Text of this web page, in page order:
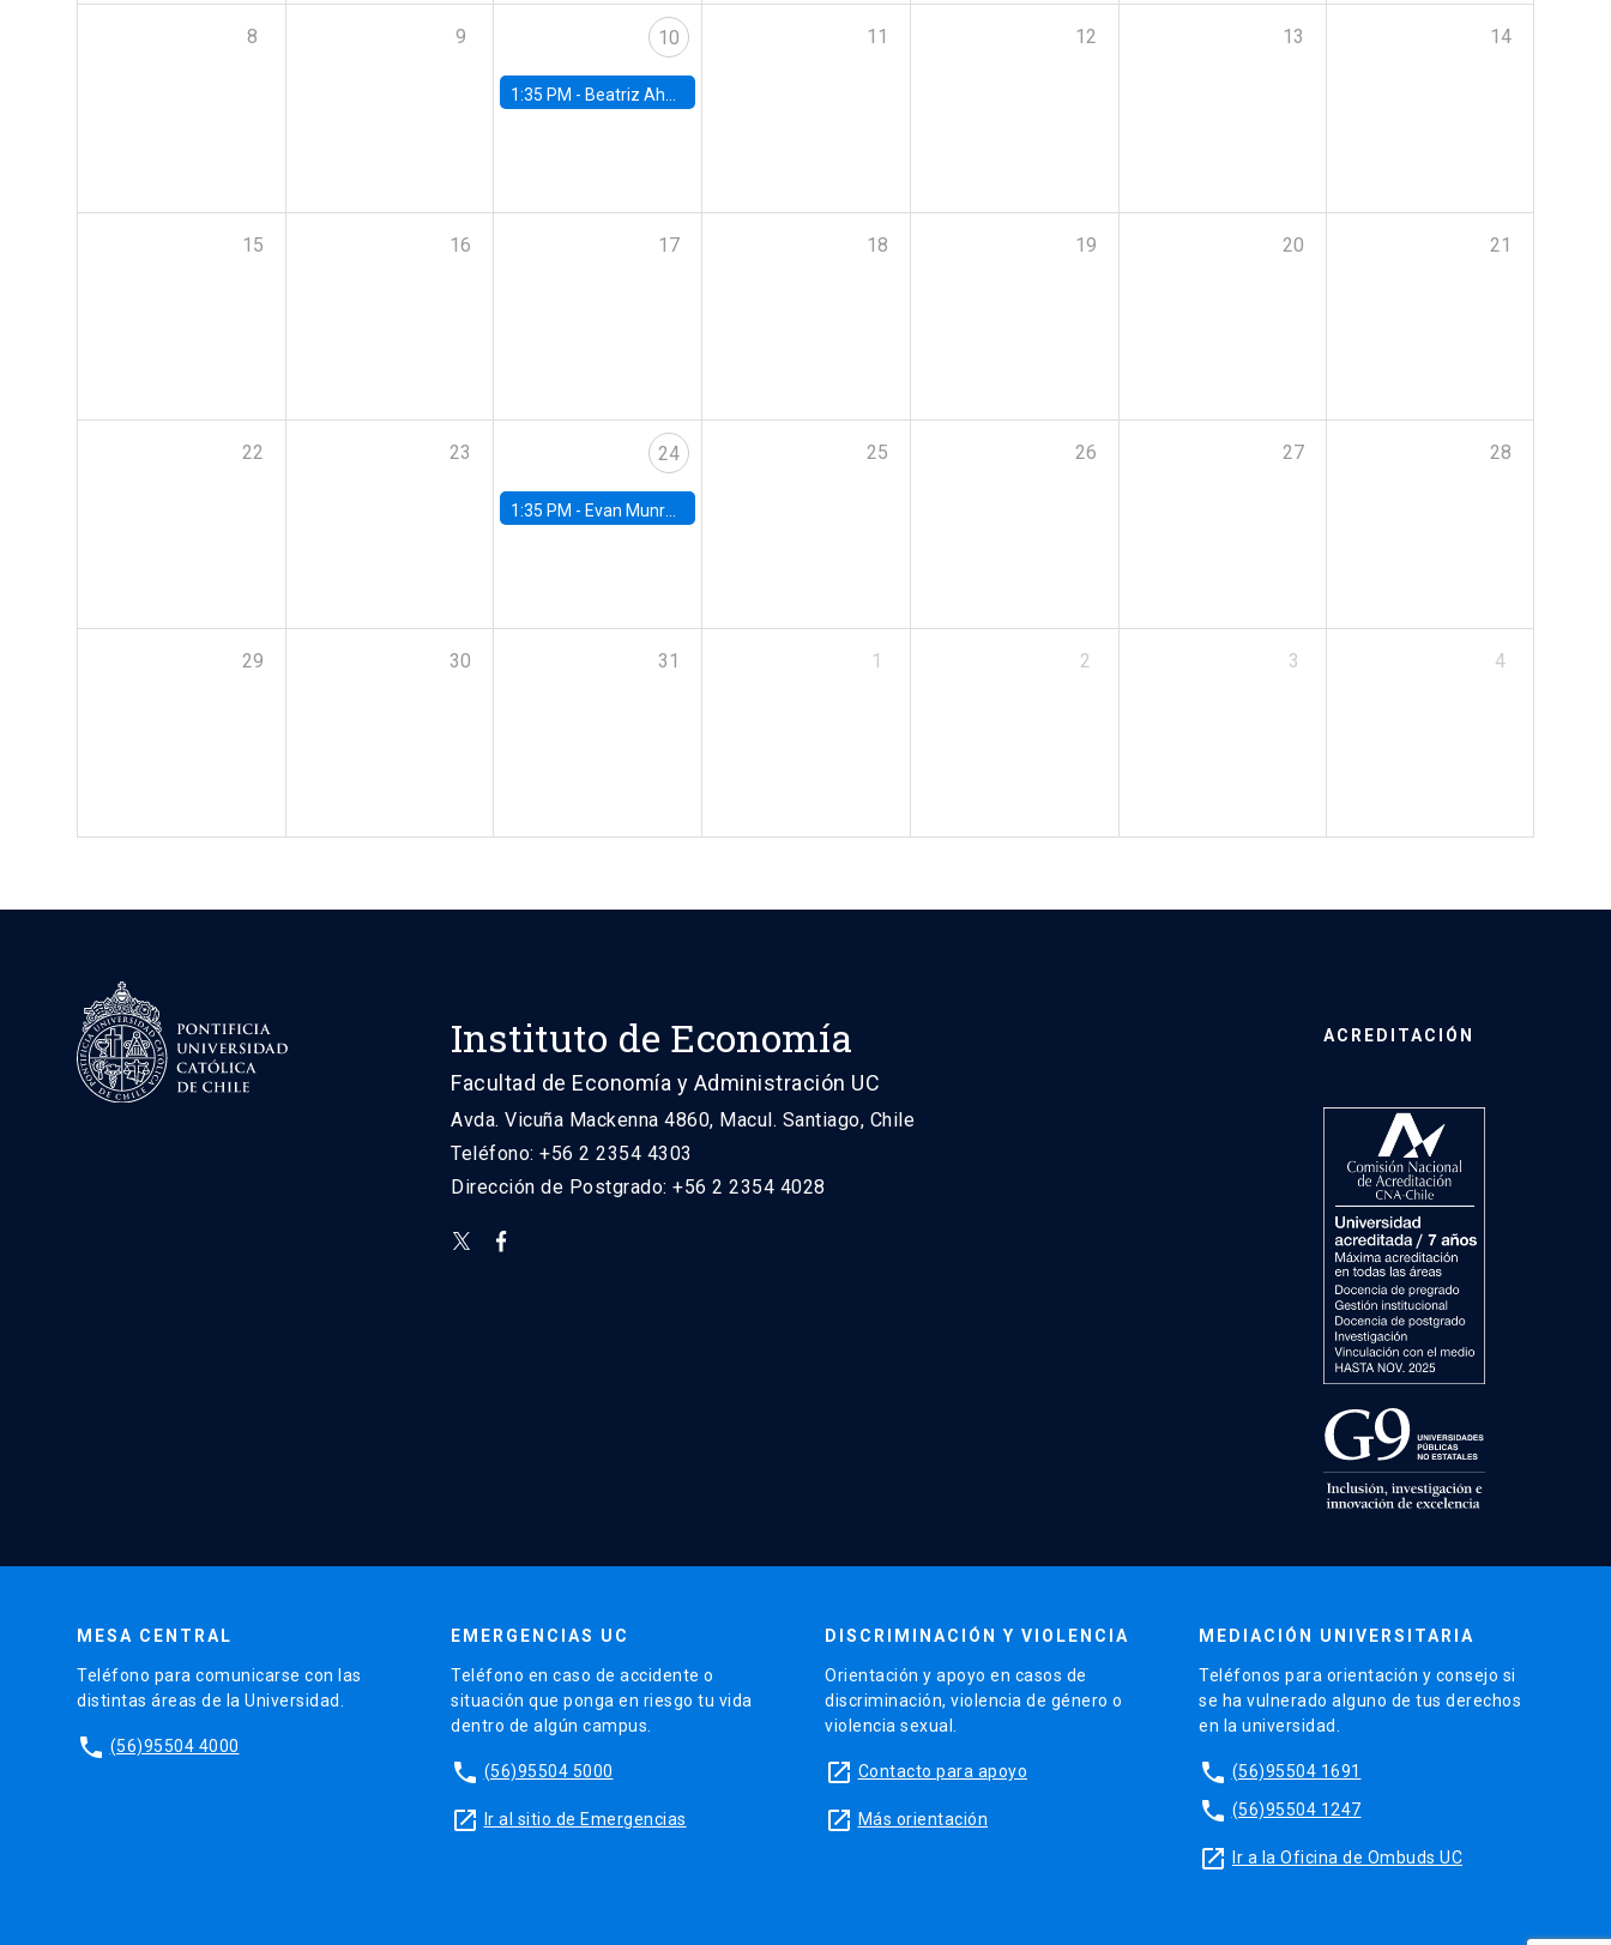
8 9 10
1:35 PM - Beatriz Ahumada, PhD candidate, Universidad de Pittsburgh
11 12 13 14
15 16 17 18 19 20 21
22 23 24
1:35 PM - Evan Munro, Neyman Visiting Assistant Professor in the Department of Statistics at UC Berkeley
25 26 27 28
29 30 31 1 2 3 4
Instituto de Economía
Facultad de Economía y Administración UC
Avda. Vicuña Mackenna 4860, Macul. Santiago, Chile
Teléfono: +56 2 2354 4303
Dirección de Postgrado: +56 2 2354 4028
ACREDITACIÓN
MESA CENTRAL
Teléfono para comunicarse con las
distintas áreas de la Universidad.
phone (56)95504 4000
EMERGENCIAS UC
Teléfono en caso de accidente o
situación que ponga en riesgo tu vida
dentro de algún campus.
phone (56)95504 5000
launch Ir al sitio de Emergencias
DISCRIMINACIÓN Y VIOLENCIA
Orientación y apoyo en casos de
discriminación, violencia de género o
violencia sexual.
launch Contacto para apoyo
launch Más orientación
MEDIACIÓN UNIVERSITARIA
Teléfonos para orientación y consejo si
se ha vulnerado alguno de tus derechos
en la universidad.
phone (56)95504 1691
phone (56)95504 1247
launch Ir a la Oficina de Ombuds UC